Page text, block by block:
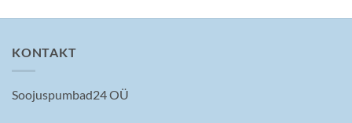
KONTAKT
Soojuspumbad24 OÜ